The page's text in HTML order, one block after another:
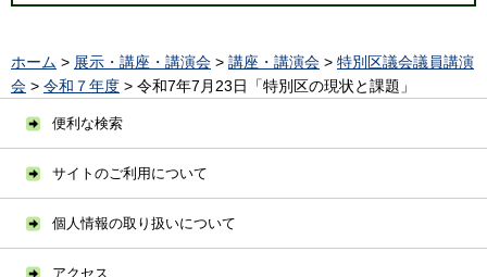
ホーム > 展示・講座・講演会 > 講座・講演会 > 特別区議会議員講演
会 > 令和７年度 > 令和7年7月23日「特別区の現状と課題」
便利な検索
サイトのご利用について
個人情報の取り扱いについて
アクセス